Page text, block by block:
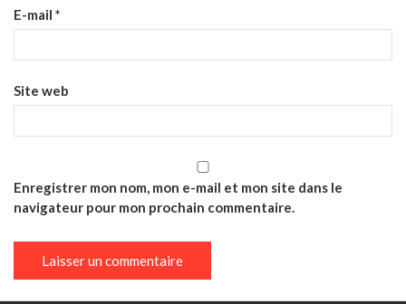
E-mail *
Site web
Enregistrer mon nom, mon e-mail et mon site dans le
navigateur pour mon prochain commentaire.